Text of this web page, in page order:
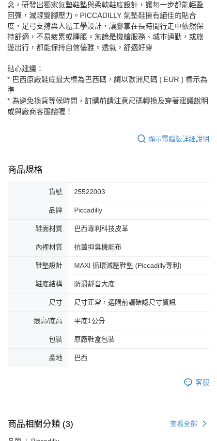
念，研發出獨家氣墊鞋墊與柔軟鞋底設計，讓每一步都能輕盈
回彈，減輕雙腳壓力。PICCADILLY 氣墊鞋擁有絕佳的貼合
度，足弓支撐與人體工學設計，讓腳掌在長時間行走中依然保
持舒適，不易疲累或腫脹。無論是機艙服務、城市通勤，或旅
遊出行，都能保持自信優雅。透氣，舒適好穿
貼心建議：
* 巴西原廠鞋底最大標為巴西碼，請以歐洲尺碼 ( EUR ) 標示為
準
* 為避免換貨等候時間，訂購前請注意尺碼轉換及穿著建議說明
或與廠商客服諮喔！
顯示電腦版詳細說明
商品規格
貨號 25522003
品牌 Piccadilly
鞋面材質 巴西專利科技皮革
內裡材質 抗菌抑臭機能布
鞋墊設計 MAXI 循環減壓鞋墊 (Piccadilly專利)
鞋底結構 防滑靜音大底
尺寸 尺寸正常，選購前請確認尺寸資訊
跟高/底高 平底1公分
包裝 原廠鞋盒包裝
產地 巴西
客服
商品相關分類 (3) 查看全部